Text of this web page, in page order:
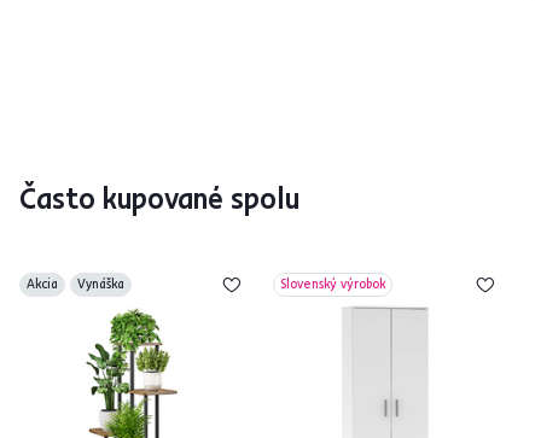
Často kupované spolu
Akcia Vynáška Slovenský výrobok